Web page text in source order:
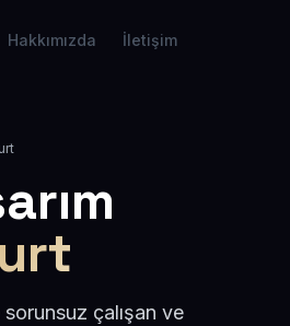
Hakkımızda İletişim
çalışan ve